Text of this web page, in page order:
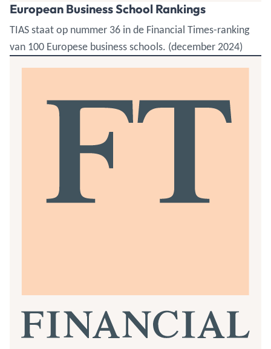
European Business School Rankings
TIAS staat op nummer 36 in de Financial Times-ranking
van 100 Europese business schools. (december 2024)